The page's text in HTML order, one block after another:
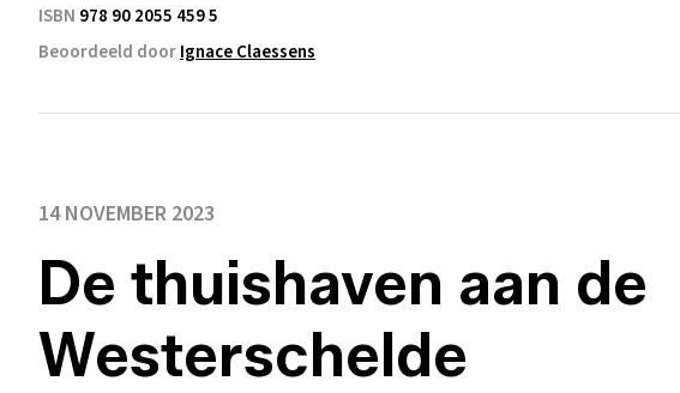
ISBN 978 90 2055 459 5
Beoordeeld doorIgnace Claessens
14 NOVEMBER 2023
De thuishaven aan de
Westerschelde